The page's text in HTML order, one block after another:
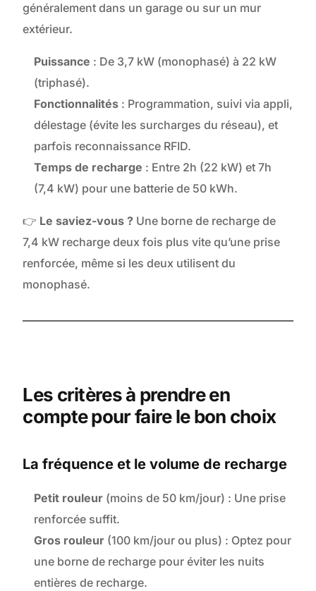
généralement dans un garage ou sur un mur
extérieur.
Puissance : De 3,7 kW (monophasé) à 22 kW
(triphasé).
Fonctionnalités : Programmation, suivi via appli,
délestage (évite les surcharges du réseau), et
parfois reconnaissance RFID.
Temps de recharge : Entre 2h (22 kW) et 7h
(7,4 kW) pour une batterie de 50 kWh.
👉 Le saviez-vous ? Une borne de recharge de
7,4 kW recharge deux fois plus vite qu’une prise
renforcée, même si les deux utilisent du
monophasé.
Les critères à prendre en
compte pour faire le bon choix
La fréquence et le volume de recharge
Petit rouleur (moins de 50 km/jour) : Une prise
renforcée suffit.
Gros rouleur (100 km/jour ou plus) : Optez pour
une borne de recharge pour éviter les nuits
entières de recharge.